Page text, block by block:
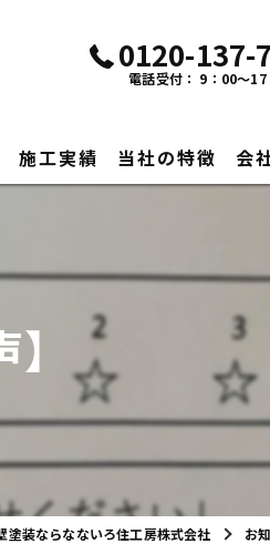
0120-137-
電話受付： 9：00～17
施工実績 当社の特徴
塗り替え
アフターサービス
会
塗装ならなないろ住工房株式会社 お